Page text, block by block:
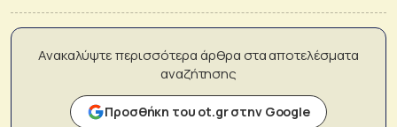
Ανακαλύψτε περισσότερα άρθρα στα αποτελέσματα
αναζήτησης
Προσθήκη του ot.gr στην Google